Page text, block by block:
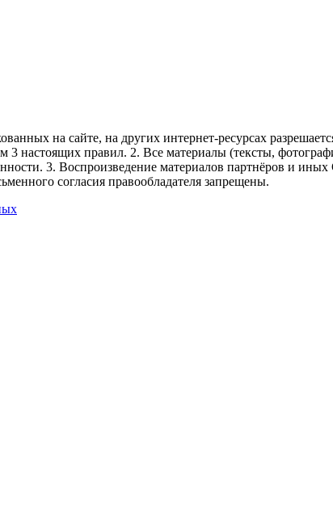
на сайте, на других интернет-ресурсах
3 настоящих правил. 2. Все материалы (тексты,
3. Воспроизведение материалов партнёров и
согласия правообладателя запрещены.